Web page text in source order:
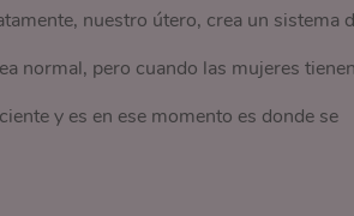
nuestro útero, crea un sistema
normal, pero cuando las mujeres
y es en ese momento es donde se